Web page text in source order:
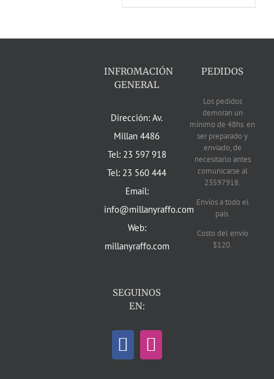
INFROMACIÓN
GENERAL
Dirección: Av.
Millan 4486
Tel: 23 597 918
Tel: 23 560 444
Email:
info@millanyraffo.com
Web:
millanyraffo.com
SEGUINOS
EN:
PEDIDOS
Los pedidos
demoran un
mínimo de 48hs. en
ser preparado y
enviado, de
necesitarlo antes
comunicarse al
23597918.
Envíos a todo el
país.
Costo del envío
$120.